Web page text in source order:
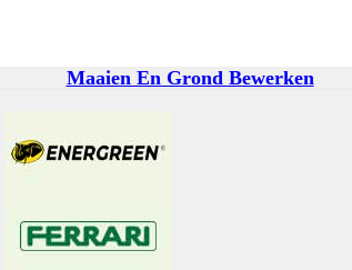
Maaien En Grond Bewerken